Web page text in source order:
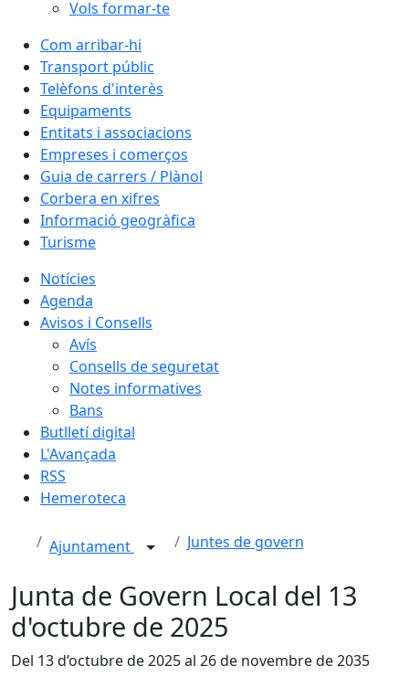
Vols formar-te
Com arribar-hi
Transport públic
Telèfons d'interès
Equipaments
Entitats i associacions
Empreses i comerços
Guia de carrers / Plànol
Corbera en xifres
Informació geogràfica
Turisme
Notícies
Agenda
Avisos i Consells
Avís
Consells de seguretat
Notes informatives
Bans
Butlletí digital
L'Avançada
RSS
Hemeroteca
Ajuntament Juntes de govern
Junta de Govern Local del 13
d'octubre de 2025
Del 13 d’octubre de 2025 al 26 de novembre de 2035